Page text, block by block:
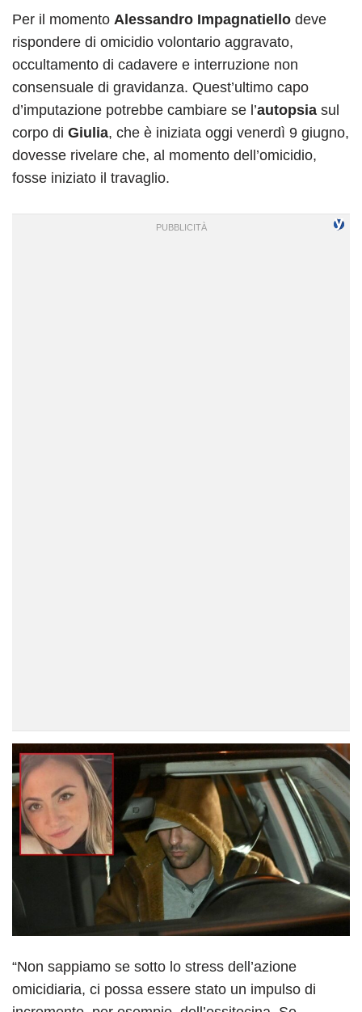
Per il momento Alessandro Impagnatiello deve
rispondere di omicidio volontario aggravato,
occultamento di cadavere e interruzione non
consensuale di gravidanza. Quest’ultimo capo
d’imputazione potrebbe cambiare se l’autopsia sul
corpo di Giulia, che è iniziata oggi venerdì 9 giugno,
dovesse rivelare che, al momento dell’omicidio,
fosse iniziato il travaglio.
“Non sappiamo se sotto lo stress dell’azione
omicidiaria, ci possa essere stato un impulso di